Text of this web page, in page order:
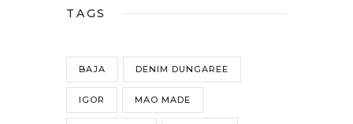
TAGS
BAJA DENIM DUNGAREE
IGOR MAO MADE